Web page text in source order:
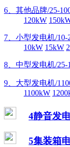
6、其他品牌/25-
120kW
7、小型发电机/10-
10kW 15kW
8、中型发电机/25-
9、大型发电机/
1100kW
4静音发
5集装箱